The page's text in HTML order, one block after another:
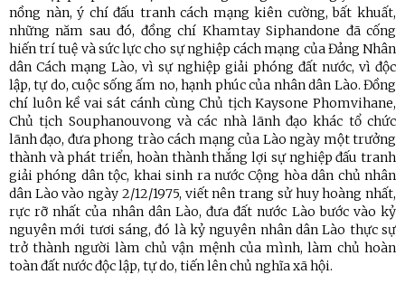
nồng nàn, ý chí đấu tranh cách mạng kiên cường, bất khuất,
những năm sau đó, đồng chí Khamtay Siphandone đã cống
hiến trí tuệ và sức lực cho sự nghiệp cách mạng của Đảng Nhân
dân Cách mạng Lào, vì sự nghiệp giải phóng đất nước, vì độc
lập, tự do, cuộc sống ấm no, hạnh phúc của nhân dân Lào. Đồng
chí luôn kề vai sát cánh cùng Chủ tịch Kaysone Phomvihane,
Chủ tịch Souphanouvong và các nhà lãnh đạo khác tổ chức
lãnh đạo, đưa phong trào cách mạng của Lào ngày một trưởng
thành và phát triển, hoàn thành thắng lợi sự nghiệp đấu tranh
giải phóng dân tộc, khai sinh ra nước Cộng hòa dân chủ nhân
dân Lào vào ngày 2/12/1975, viết nên trang sử huy hoàng nhất,
rực rỡ nhất của nhân dân Lào, đưa đất nước Lào bước vào kỷ
nguyên mới tươi sáng, đó là kỷ nguyên nhân dân Lào thực sự
trở thành người làm chủ vận mệnh của mình, làm chủ hoàn
toàn đất nước độc lập, tự do, tiến lên chủ nghĩa xã hội.